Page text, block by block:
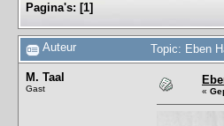
Pagina's: [1]
Auteur Topic: Eben
M. Taal
Gast «